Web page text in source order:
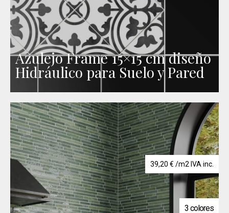
Azulejo Frame 15×15 cm diseño
Hidráulico para Suelo y Pared
39,20 € /m2 IVA inc.
3 colores